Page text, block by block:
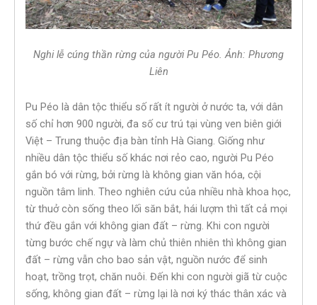
Nghi lễ cúng thần rừng của người Pu Péo. Ảnh: Phương
Liên
Pu Péo là dân tộc thiểu số rất ít người ở nước ta, với dân
số chỉ hơn 900 người, đa số cư trú tại vùng ven biên giới
Việt – Trung thuộc địa bàn tỉnh Hà Giang. Giống như
nhiều dân tộc thiểu số khác nơi rẻo cao, người Pu Péo
gắn bó với rừng, bởi rừng là không gian văn hóa, cội
nguồn tâm linh. Theo nghiên cứu của nhiều nhà khoa học,
từ thuở còn sống theo lối săn bắt, hái lượm thì tất cả mọi
thứ đều gắn với không gian đất – rừng. Khi con người
từng bước chế ngự và làm chủ thiên nhiên thì không gian
đất – rừng vẫn cho bao sản vật, nguồn nước để sinh
hoạt, trồng trọt, chăn nuôi. Đến khi con người giã từ cuộc
sống, không gian đất – rừng lại là nơi ký thác thân xác và